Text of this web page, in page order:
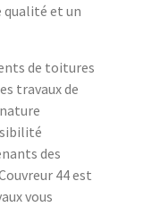
qualité et un
de toitures
travaux de
des
44 est
vous